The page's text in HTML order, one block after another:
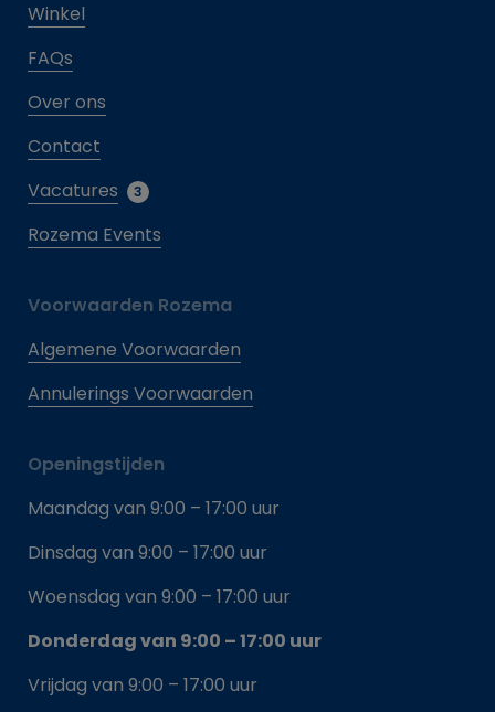
Winkel
FAQs
Over ons
Contact
Vacatures
3
Rozema Events
Voorwaarden Rozema
Algemene Voorwaarden
Annulerings Voorwaarden
Openingstijden
Maandag van 9:00 – 17:00 uur
Dinsdag van 9:00 – 17:00 uur
Woensdag van 9:00 – 17:00 uur
Donderdag van 9:00 – 17:00 uur
Vrijdag van 9:00 – 17:00 uur